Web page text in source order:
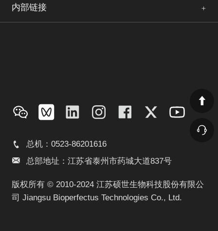
内部链接
总机：0523-86201616
总部地址：江苏省泰州市药城大道837号
版权所有 © 2010-2024 江苏硕世生物科技股份有限公
司 Jiangsu Bioperfectus Technologies Co., Ltd.